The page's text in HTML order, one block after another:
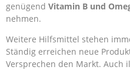
genügend Vitamin B und
nehmen.
Weitere Hilfsmittel stehen
Ständig erreichen neue
Versprechen den Markt. Auch